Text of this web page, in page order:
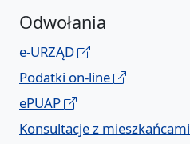
Odwołania
e-URZĄD
Podatki on-line
ePUAP
Konsultacje z mieszkańcami